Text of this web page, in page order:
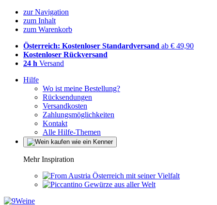
zur Navigation
zum Inhalt
zum Warenkorb
Österreich: Kostenloser Standardversand ab € 49,90
Kostenloser Rückversand
24 h Versand
Hilfe
Wo ist meine Bestellung?
Rücksendungen
Versandkosten
Zahlungsmöglichkeiten
Kontakt
Alle Hilfe-Themen
Mehr Inspiration
Österreich mit seiner Vielfalt
Gewürze aus aller Welt